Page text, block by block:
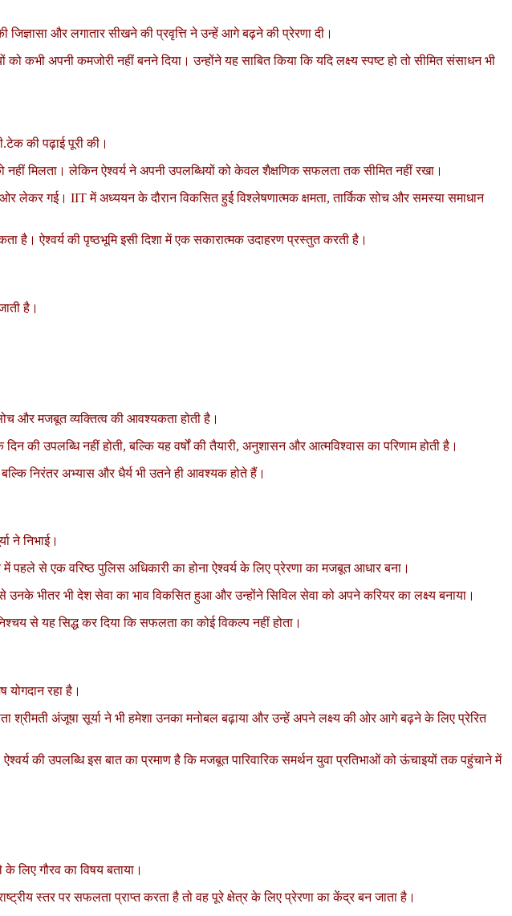
और लगातार सीखने की प्रवृत्ति ने उन्हें आगे बढ़ने की प्रेरणा दी।
कभी अपनी कमजोरी नहीं बनने दिया। उन्होंने यह साबित किया कि यदि लक्ष्य स्पष्ट हो तो सीमित संसाधन भी
की पढ़ाई पूरी की।
मिलता। लेकिन ऐश्वर्य ने अपनी उपलब्धियों को केवल शैक्षणिक सफलता तक सीमित नहीं रखा।
लेकर गई। IIT में अध्ययन के दौरान विकसित हुई विश्लेषणात्मक क्षमता, तार्किक सोच और समस्या समाधान
ऐश्वर्य की पृष्ठभूमि इसी दिशा में एक सकारात्मक उदाहरण प्रस्तुत करती है।
है।
और मजबूत व्यक्तित्व की आवश्यकता होती है।
की उपलब्धि नहीं होती, बल्कि यह वर्षों की तैयारी, अनुशासन और आत्मविश्वास का परिणाम होती है।
निरंतर अभ्यास और धैर्य भी उतने ही आवश्यक होते हैं।
ने निभाई।
में पहले से एक वरिष्ठ पुलिस अधिकारी का होना ऐश्वर्य के लिए प्रेरणा का मजबूत आधार बना।
भीतर भी देश सेवा का भाव विकसित हुआ और उन्होंने सिविल सेवा को अपने करियर का लक्ष्य बनाया।
से यह सिद्ध कर दिया कि सफलता का कोई विकल्प नहीं होता।
योगदान रहा है।
श्रीमती अंजूषा सूर्या ने भी हमेशा उनका मनोबल बढ़ाया और उन्हें अपने लक्ष्य की ओर आगे बढ़ने के लिए प्रेरित
ऐश्वर्य की उपलब्धि इस बात का प्रमाण है कि मजबूत पारिवारिक समर्थन युवा प्रतिभाओं को ऊंचाइयों तक पहुंचाने में
लिए गौरव का विषय बताया।
स्तर पर सफलता प्राप्त करता है तो वह पूरे क्षेत्र के लिए प्रेरणा का केंद्र बन जाता है।